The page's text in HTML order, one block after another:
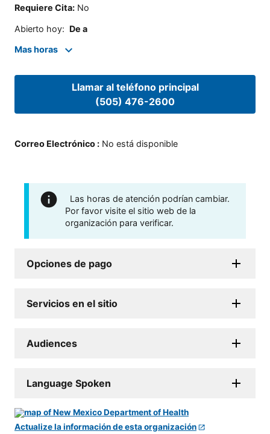
Requiere Cita: No
Abierto hoy: De a
Mas horas
Llamar al teléfono principal
(505) 476-2600
Correo Electrónico : No está disponible
Las horas de atención podrían cambiar.
Por favor visite el sitio web de la
organización para verificar.
Opciones de pago
Servicios en el sitio
Audiences
Language Spoken
Actualize la información de esta organización